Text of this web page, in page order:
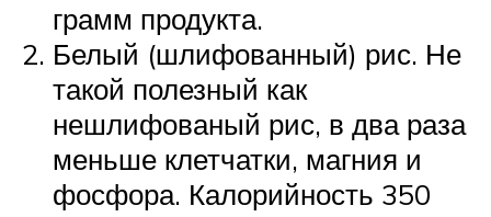
грамм продукта.
Белый (шлифованный) рис. Не
такой полезный как
нешлифованый рис, в два раза
меньше клетчатки, магния и
фосфора. Калорийность 350